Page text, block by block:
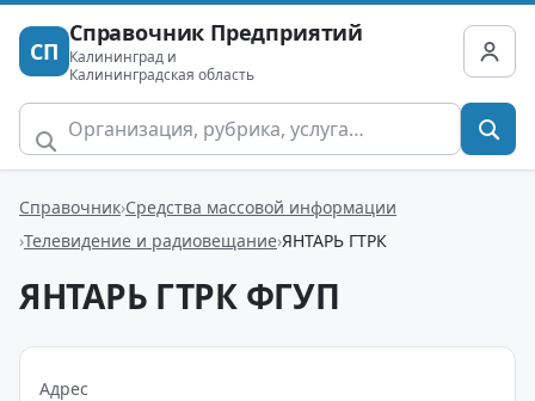
СП
Справочник Предприятий
Калининград и
Калининградская область
Справочник Средства массовой информации
Телевидение и радиовещание ЯНТАРЬ ГТРК
ЯНТАРЬ ГТРК ФГУП
Адрес